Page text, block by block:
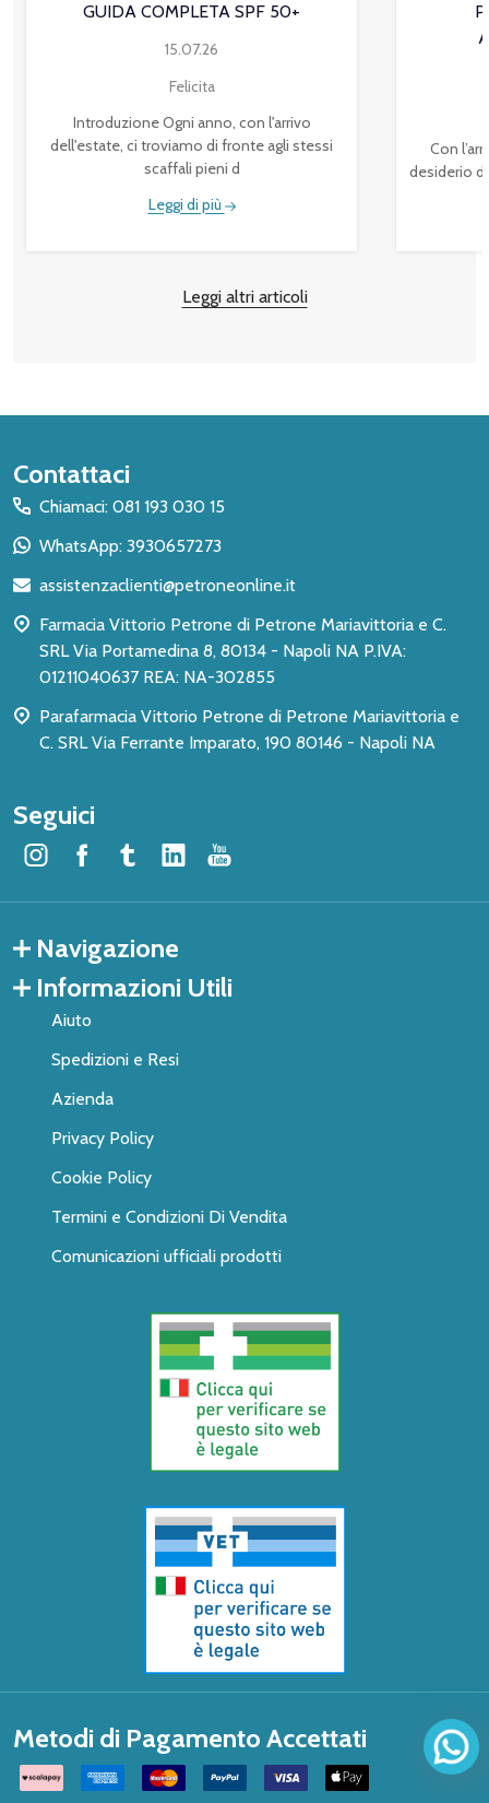
GUIDA COMPLETA SPF 50+
15.07.26
Felicita
Introduzione Ogni anno, con l'arrivo
dell'estate, ci troviamo di fronte agli stessi
scaffali pieni d
Leggi di più
Con
desiderio
Leggi altri articoli
Inizio
del
piè
pagina
Contattaci
Chiamaci: 081 193 030 15
WhatsApp: 3930657273
assistenzaclienti@petroneonline.it
Farmacia Vittorio Petrone di Petrone Mariavittoria e C.
SRL Via Portamedina 8, 80134 - Napoli NA P.IVA:
01211040637 REA: NA-302855
Parafarmacia Vittorio Petrone di Petrone Mariavittoria e
C. SRL Via Ferrante Imparato, 190 80146 - Napoli NA
Seguici
Navigazione
Informazioni Utili
Aiuto
Spedizioni e Resi
Azienda
Privacy Policy
Cookie Policy
Termini e Condizioni Di Vendita
Comunicazioni ufficiali prodotti
Metodi di Pagamento Accettati